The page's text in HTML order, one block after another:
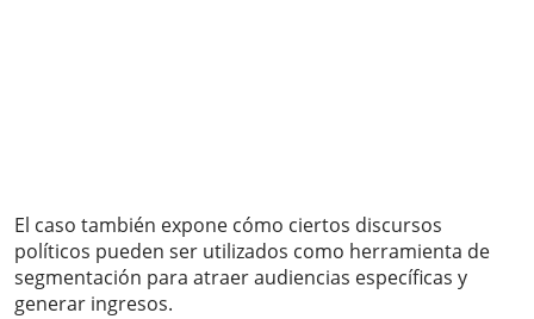
El caso también expone cómo ciertos discursos
políticos pueden ser utilizados como herramienta de
segmentación para atraer audiencias específicas y
generar ingresos.